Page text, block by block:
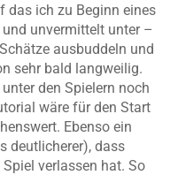
das ich zu Beginn eines
unvermittelt unter –
ausbuddeln und
sehr bald langweilig.
den Spielern noch
wäre für den Start
Ebenso ein
deutlicherer), dass
verlassen hat. So